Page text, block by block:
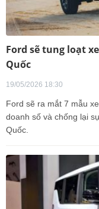
Ford sẽ tung loạt
Quốc
19/05/2026 18:30
Ford sẽ ra mắt 7 mẫu
doanh số và chống lại
Quốc.